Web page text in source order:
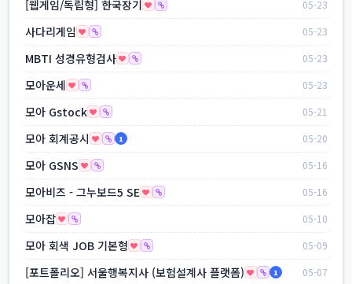
[웹게임/독립형] 한국장기 05-23
사다리게임 05-23
MBTI 성경유형검사 05-23
모아운세 05-23
모아 Gstock 05-21
모아 회계공시 1 05-20
모아 GSNS 05-16
모아비즈 - 그누보드5 SE 05-16
모아잡 05-10
모아 회색 JOB 기본형 05-09
[포트폴리오] 서울행복지사 (보험설계사 플랫폼) 1 05-07